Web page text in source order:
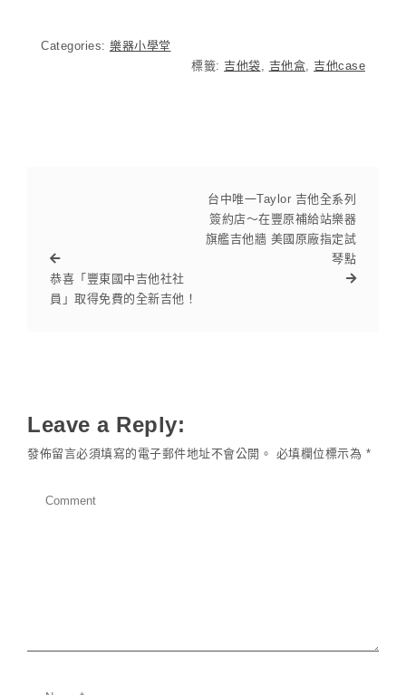
Categories: 樂器小學堂
標籤: 吉他袋, 吉他盒, 吉他case
恭喜「豐東國中吉他社社
員」取得免費的全新吉他！
台中唯一Taylor 吉他全系列
簽約店～在豐原補給站樂器
旗艦吉他牆 美國原廠指定試
琴點
Leave a Reply:
發佈留言必須填寫的電子郵件地址不會公開。 必填欄位標示為 *